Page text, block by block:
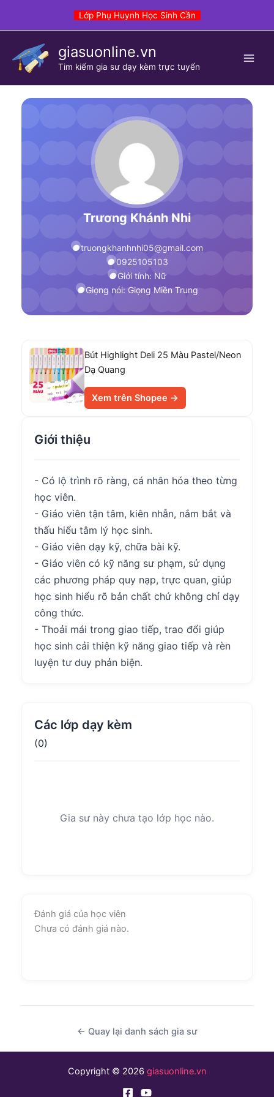
Lớp Phụ Huynh Học Sinh Cần
giasuonline.vn
Tim kiếm gia sư dạy kèm trực tuyến
Trương Khánh Nhi
truongkhanhnhi05@gmail.com
0925105103
Giới tính: Nữ
Giọng nói: Giọng Miền Trung
Bút Highlight Deli 25 Màu Pastel/Neon
Dạ Quang
Xem trên Shopee →
Giới thiệu
- Có lộ trình rõ ràng, cá nhân hóa theo từng
học viên.
- Giáo viên tận tâm, kiên nhẫn, nắm bắt và
thấu hiểu tâm lý học sinh.
- Giáo viên dạy kỹ, chữa bài kỹ.
- Giáo viên có kỹ năng sư phạm, sử dụng
các phương pháp quy nạp, trực quan, giúp
học sinh hiểu rõ bản chất chứ không chỉ dạy
công thức.
- Thoải mái trong giao tiếp, trao đổi giúp
học sinh cải thiện kỹ năng giao tiếp và rèn
luyện tư duy phản biện.
Các lớp dạy kèm
(0)
Gia sư này chưa tạo lớp học nào.
Đánh giá của học viên
Chưa có đánh giá nào.
← Quay lại danh sách gia sư
Copyright © 2026 giasuonline.vn